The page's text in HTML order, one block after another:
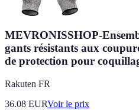
MEVRONISSHOP-
gants résistants aux
de protection pour
Rakuten FR
36.08 EURVoir le prix